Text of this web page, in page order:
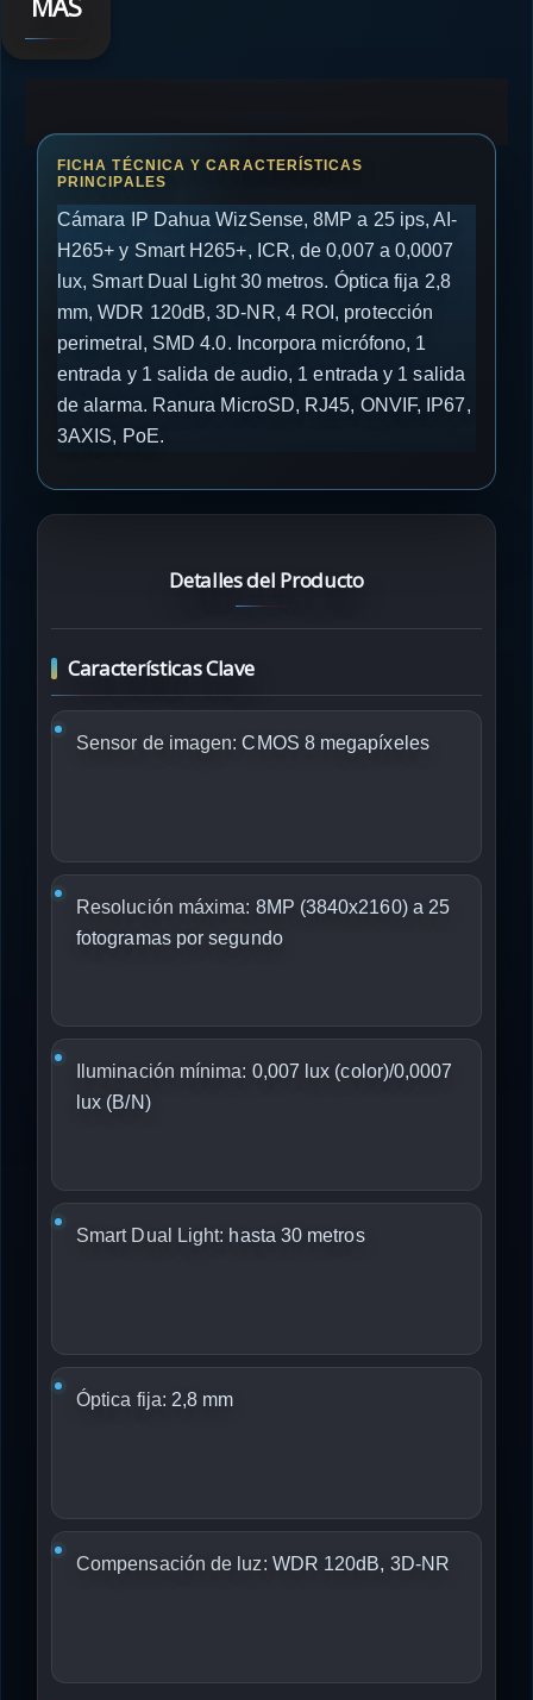
MÁS
Cámara IP Dahua WizSense, 8MP a 25 ips, AI-
H265+ y Smart H265+, ICR, de 0,007 a 0,0007
lux, Smart Dual Light 30 metros. Óptica fija 2,8
mm, WDR 120dB, 3D-NR, 4 ROI, protección
perimetral, SMD 4.0. Incorpora micrófono, 1
entrada y 1 salida de audio, 1 entrada y 1 salida
de alarma. Ranura MicroSD, RJ45, ONVIF, IP67,
3AXIS, PoE.
Detalles del Producto
Características Clave
Sensor de imagen: CMOS 8 megapíxeles
Resolución máxima: 8MP (3840x2160) a 25
fotogramas por segundo
Iluminación mínima: 0,007 lux (color)/0,0007
lux (B/N)
Smart Dual Light: hasta 30 metros
Óptica fija: 2,8 mm
Compensación de luz: WDR 120dB, 3D-NR